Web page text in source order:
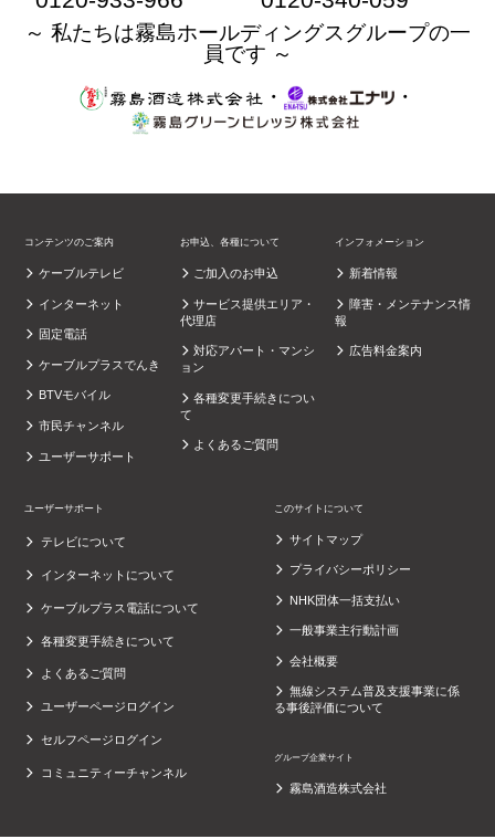
～ 私たちは霧島ホールディングスグループの一
員です ～
・
・
コンテンツのご案内
ケーブルテレビ
インターネット
固定電話
ケーブルプラスでんき
BTVモバイル
市民チャンネル
ユーザーサポート
お申込、各種について
ご加入のお申込
サービス提供エリア・
代理店
対応アパート・マンシ
ョン
各種変更手続きについ
て
よくあるご質問
インフォメーション
新着情報
障害・メンテナンス情
報
広告料金案内
ユーザーサポート
テレビについて
インターネットについて
ケーブルプラス電話について
各種変更手続きについて
よくあるご質問
ユーザーページログイン
セルフページログイン
コミュニティーチャンネル
このサイトについて
サイトマップ
プライバシーポリシー
NHK団体一括支払い
一般事業主行動計画
会社概要
無線システム普及支援事業に係
る事後評価について
グループ企業サイト
霧島酒造株式会社